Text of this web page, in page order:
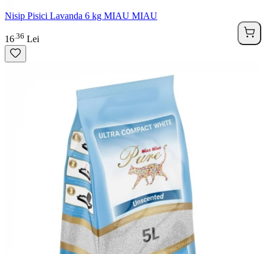
Nisip Pisici Lavanda 6 kg MIAU MIAU
16 36 Lei